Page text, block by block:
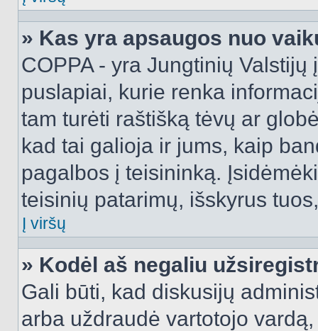
» Kas yra apsaugos nuo
COPPA - yra Jungtinių
puslapiai, kurie renka
tam turėti raštišką tėvų ar
kad tai galioja ir jums, kaip
pagalbos į teisininką.
teisinių patarimų, išskyrus
Į viršų
» Kodėl aš negaliu
Gali būti, kad diskusijų
arba uždraudė vartotojo